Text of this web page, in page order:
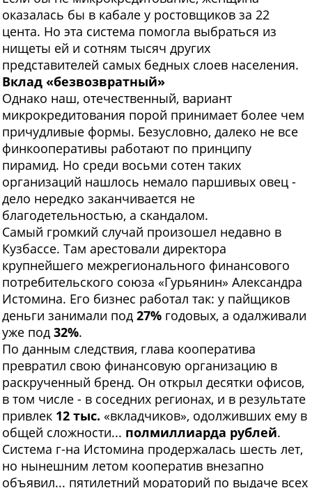
оказалась бы в кабале у ростовщиков за 22
цента. Но эта система помогла выбраться из
нищеты ей и сотням тысяч других
представителей самых бедных слоев населения.
Вклад «безвозвратный»
Однако наш, отечественный, вариант
микрокредитования порой принимает более чем
причудливые формы. Безусловно, далеко не все
финкооперативы работают по принципу
пирамид. Но среди восьми сотен таких
организаций нашлось немало паршивых овец -
дело нередко заканчивается не
благодетельностью, а скандалом.
Самый громкий случай произошел недавно в
Кузбассе. Там арестовали директора
крупнейшего межрегионального финансового
потребительского союза «Гурьянин» Александра
Истомина. Его бизнес работал так: у пайщиков
деньги занимали под 27% годовых, а одалживали
уже под 32%.
По данным следствия, глава кооператива
превратил свою финансовую организацию в
раскрученный бренд. Он открыл десятки офисов,
в том числе - в соседних регионах, и в результате
привлек 12 тыс. «вкладчиков», одолживших ему в
общей сложности... полмиллиарда рублей.
Система г-на Истомина продержалась шесть лет,
но нынешним летом кооператив внезапно
объявил... пятилетний мораторий по выдаче всех